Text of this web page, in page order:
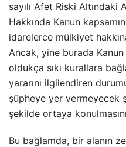
sayılı Afet Riski Altındaki
Hakkında Kanun
idarelerce mülkiyet
Ancak, yine burada Kanun
oldukça sıkı kurallara
yararını ilgilendiren
şüpheye yer vermeyecek
şekilde ortaya
Bu bağlamda, bir alanın